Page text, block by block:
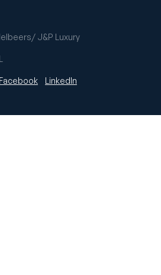
J&P Luxury
Facebook LinkedIn